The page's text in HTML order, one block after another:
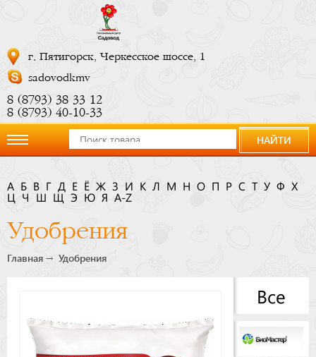
г. Пятигорск, Черкесское шоссе, 1
sadovodkmv
8 (8793) 38 33 12
8 (8793) 40-10-33
компании
Новости
Бренды
НАЙТИ
А Б В Г Д Е Ё Ж З И К Л М Н О П Р С Т У Ф
Х
Ч Э Ю Я A-Z
Удобрения
Главная Удобрения
Все